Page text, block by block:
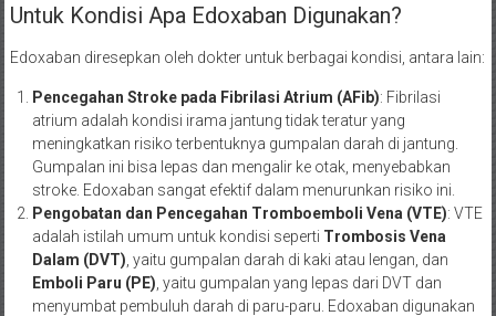
Untuk Kondisi Apa Edoxaban Digunakan?
Edoxaban diresepkan oleh dokter untuk berbagai kondisi, antara lain:
Pencegahan Stroke pada Fibrilasi Atrium (AFib): Fibrilasi
atrium adalah kondisi irama jantung tidak teratur yang
meningkatkan risiko terbentuknya gumpalan darah di jantung.
Gumpalan ini bisa lepas dan mengalir ke otak, menyebabkan
stroke. Edoxaban sangat efektif dalam menurunkan risiko ini.
Pengobatan dan Pencegahan Tromboemboli Vena (VTE): VTE
adalah istilah umum untuk kondisi seperti Trombosis Vena
Dalam (DVT) , yaitu gumpalan darah di kaki atau lengan, dan
Emboli Paru (PE) , yaitu gumpalan yang lepas dari DVT dan
menyumbat pembuluh darah di paru-paru. Edoxaban digunakan